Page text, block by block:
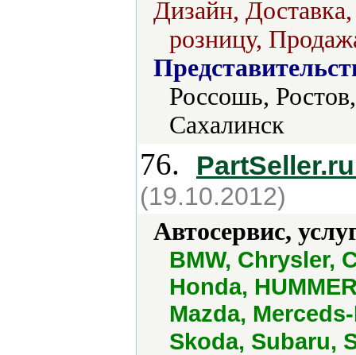
Дизайн,
розницу,
Россошь,
Сахалинск
76.
(19.10.2012)
Автосервис,
BMW, Chrysler,
Honda,
Mazda,
Skoda, Subaru,